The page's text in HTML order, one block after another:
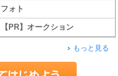
フォト
【PR】オークション
もっと見る